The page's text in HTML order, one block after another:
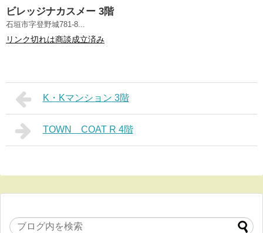
ビレッジナカスメー 3階
石垣市字登野城781-8...
リンク切れは商談成立済み
K・Kマンション 3階
TOWN COAT R 4階